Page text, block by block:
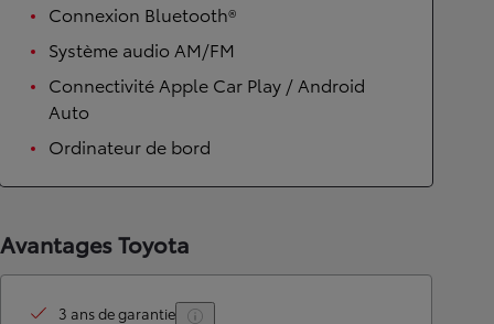
Connexion Bluetooth®
Système audio AM/FM
Connectivité Apple Car Play / Android
Auto
Ordinateur de bord
Avantages Toyota
3 ans de garantie